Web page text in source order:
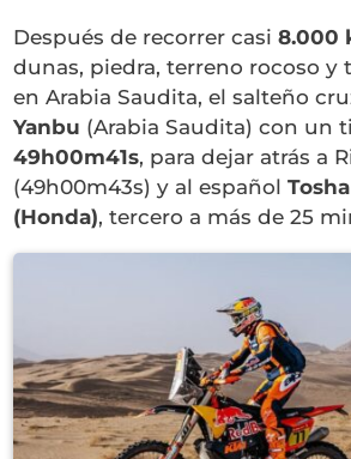
Después de recorrer casi8.000
dunas, piedra, terreno rocoso y
en Arabia Saudita, el salteño
Yanbu (Arabia Saudita) con un
49h00m41s, para dejar atrás a
(49h00m43s) y al español
(Honda), tercero a más de 25